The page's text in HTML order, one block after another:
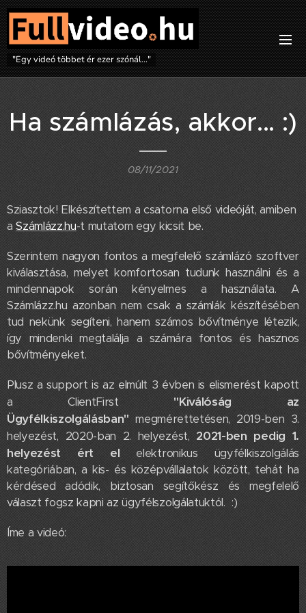
"Egy videó többet ér ezer szónál..."
Ha számlázás, akkor... :)
08/11/2021
Sziasztok! Elkészítettem a csatorna első videóját, amiben
aSzámlázz.hu-t mutatom egy kicsit be.
Szerintem nagyon fontos a megfelelő számlázó szoftver
kiválasztása, melyet komfortosan tudunk használni és a
mindennapok során kényelmes a használata. A
Számlázz.hu azonban nem csak a számlák készítésében
tud nekünk segíteni, hanem számos bővítménye létezik,
így mindenki megtalálja a számára fontos és hasznos
bővítményeket.
Plusz a support is az elmúlt 3 évben is elismerést kapott
a ClientFirst"Kiválóság az
Ügyfélkiszolgálásban" megmérettetésen, 2019-ben 3.
helyezést, 2020-ban 2. helyezést, 2021-ben pedig 1.
helyezést ért el elektronikus ügyfélkiszolgálás
kategóriában, a kis- és középvállalatok között, tehát ha
kérdésed adódik, biztosan segítőkész és megfelelő
választ fogsz kapni az ügyfélszolgálatuktól. :)
Íme a videó: